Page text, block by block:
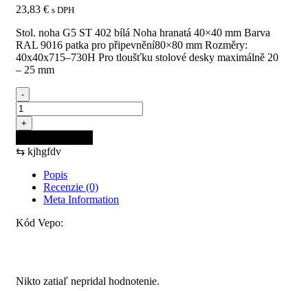
23,83 € s DPH
Stol. noha G5 ST 402 bílá Noha hranatá 40×40 mm Barva
RAL 9016 patka pro připevnění80×80 mm Rozměry:
40x40x715–730H Pro tloušťku stolové desky maximálně 20
– 25 mm
-
množstvo
MILADESIGN
stolová
noha
G5
ST402
biela
+
⇆ kjhgfdv
Popis
Recenzie (0)
Meta Information
Kód Vepo:
Nikto zatiaľ nepridal hodnotenie.